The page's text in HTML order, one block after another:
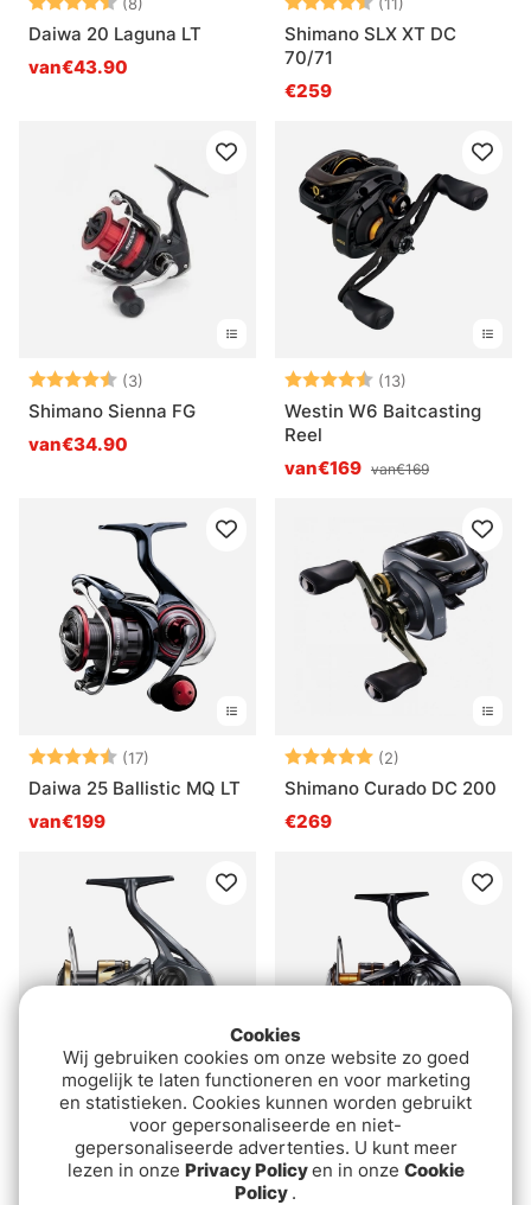
Daiwa 20 Laguna LT
van€43.90
Shimano SLX XT DC
70/71
€259
Beoordeling:
(3)
Shimano Sienna FG
van€34.90
Beoordeling:
(13)
Westin W6 Baitcasting
Reel
van€169 van€169
Beoordeling:
(17)
Daiwa 25 Ballistic MQ LT
van€199
Beoordeling:
(2)
Shimano Curado DC 200
€269
Beoordeling:
(23)4.7 uit 5 sterren
Shimano Ultegra FD
van€139
Beoordeling:
(4) 4.3 uit 5
Shimano Nexave FJ
van€54.90
Cookies
Wij gebruiken cookies om onze website zo goed
mogelijk te laten functioneren en voor marketing
en statistieken. Cookies kunnen worden gebruikt
voor gepersonaliseerde en niet-
gepersonaliseerde advertenties. U kunt meer
lezen in onze Privacy Policyen in onze Cookie
Policy .